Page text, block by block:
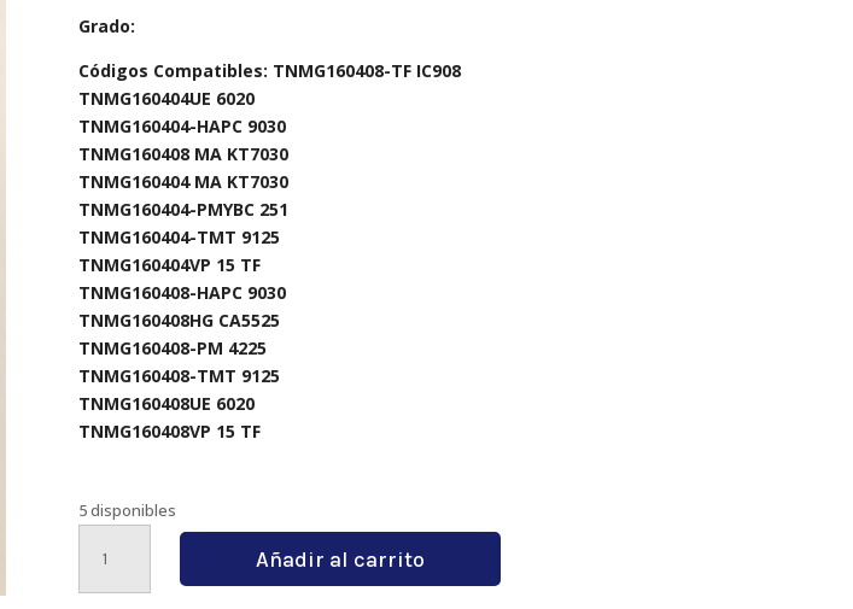
Grado:
Códigos Compatibles: TNMG160408-TF IC908
TNMG160404UE 6020
TNMG160404-HAPC 9030
TNMG160408 MA KT7030
TNMG160404 MA KT7030
TNMG160404-PMYBC 251
TNMG160404-TMT 9125
TNMG160404VP 15 TF
TNMG160408-HAPC 9030
TNMG160408HG CA5525
TNMG160408-PM 4225
TNMG160408-TMT 9125
TNMG160408UE 6020
TNMG160408VP 15 TF
5 disponibles
MTJNL2020K16
cantidad
Añadir al carrito